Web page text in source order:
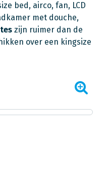
bed, airco, fan, LCD
met douche,
zijn ruimer dan de
over een kingsize